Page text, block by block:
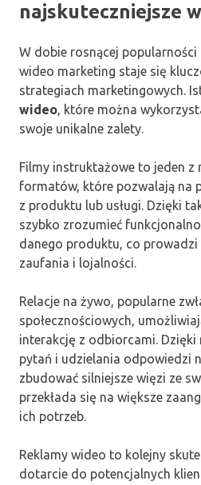
najskuteczniejsze
W dobie rosnącej popularności
wideo marketing staje się
strategiach marketingowych.
wideo, które można
swoje unikalne zalety.
Filmy instruktażowe to jeden z
formatów, które pozwalają na
z produktu lub usługi. Dzięki
szybko zrozumieć
danego produktu, co prowadzi
zaufania i lojalności.
Relacje na żywo, popularne
społecznościowych,
interakcję z odbiorcami.
pytań i udzielania odpowiedzi
zbudować silniejsze więzi ze
przekłada się na większe
ich potrzeb.
Reklamy wideo to kolejny
dotarcie do potencjalnych